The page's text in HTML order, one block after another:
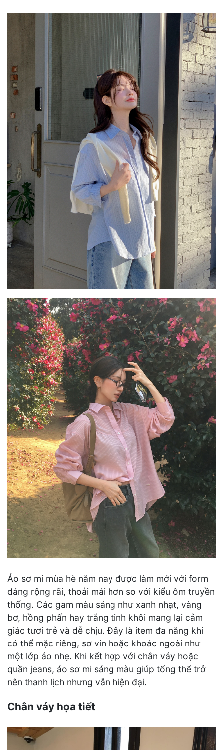
Áo sơ mi mùa hè năm nay được làm mới với form
dáng rộng rãi, thoải mái hơn so với kiểu ôm truyền
thống. Các gam màu sáng như xanh nhạt, vàng
bơ, hồng phấn hay trắng tinh khôi mang lại cảm
giác tươi trẻ và dễ chịu. Đây là item đa năng khi
có thể mặc riêng, sơ vin hoặc khoác ngoài như
một lớp áo nhẹ. Khi kết hợp với chân váy hoặc
quần jeans, áo sơ mi sáng màu giúp tổng thể trở
nên thanh lịch nhưng vẫn hiện đại.
Chân váy họa tiết